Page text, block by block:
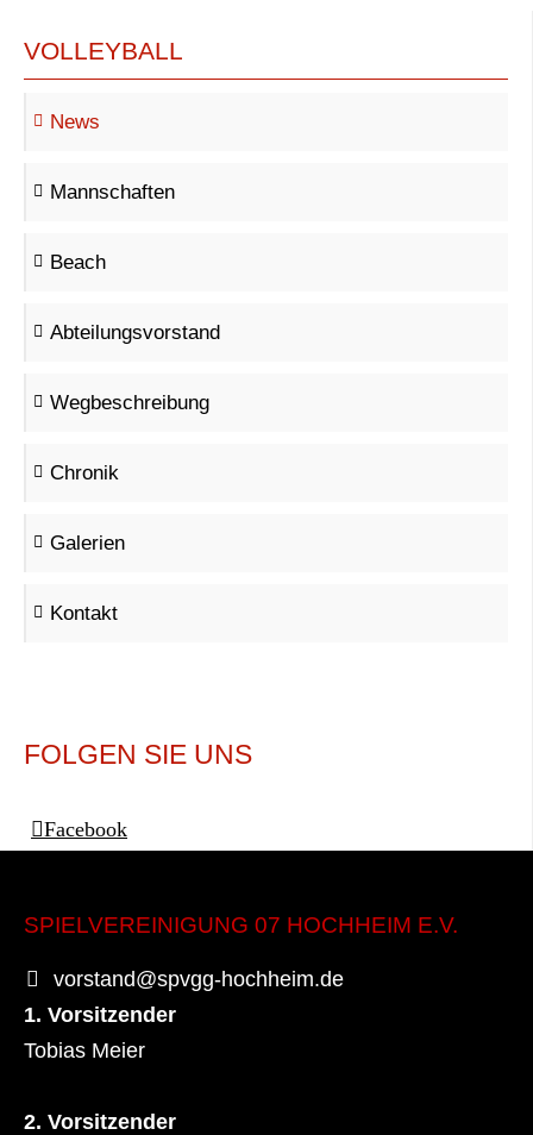
VOLLEYBALL
News
Mannschaften
Beach
Abteilungsvorstand
Wegbeschreibung
Chronik
Galerien
Kontakt
FOLGEN SIE UNS
Facebook
SPIELVEREINIGUNG 07 HOCHHEIM E.V.
vorstand@spvgg-hochheim.de
1. Vorsitzender
Tobias Meier
2. Vorsitzender